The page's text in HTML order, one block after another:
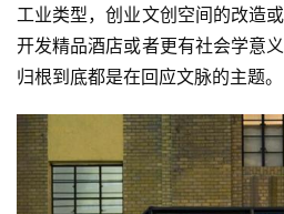
书
法
稿
学
工业类型，创业文创空间的改造
开发精品酒店或者更有社会学意
归根到底都是在回应文脉的主题。